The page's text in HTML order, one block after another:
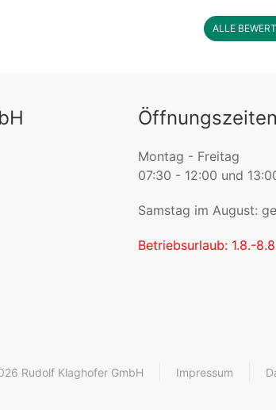
ALLE
Öffnungszeiten
Montag - Freitag
07:30 - 12:00 und
Samstag im August:
Betriebsurlaub: 1.8.-
Rudolf Klaghofer GmbH Impressum